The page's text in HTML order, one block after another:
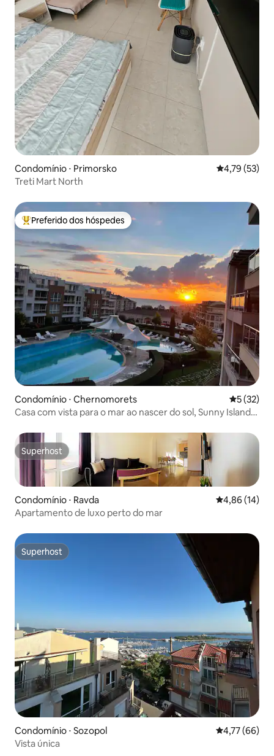
Condomínio ⋅ Primorsko 4,79 de uma
4,79 (53)
Treti Mart North
Entre os melhores preferidos dos hóspedes
Preferido dos hóspedes
Condomínio ⋅ Chernomorets 5 de uma
5 (32)
Casa com vista para o mar ao nascer do sol, Sunny Island
Superhost
Superhost
Condomínio ⋅ Ravda 4,86 de uma
4,86 (14)
Apartamento de luxo perto do mar
Superhost
Superhost
Condomínio ⋅ Sozopol 4,77 de uma
4,77 (66)
Vista única